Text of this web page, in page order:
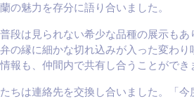
の魅力を存分に語り合いました。
段は見られない希少な品種の展示も
の縁に細かな切れ込みが入った変わ
報も、仲間内で共有し合うことができ
ちは連絡先を交換し合いました。「